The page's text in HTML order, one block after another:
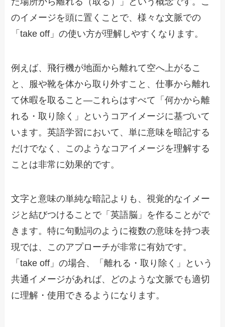
のイメージを頭に置くことで、様々な文脈での
「take off」の使い方が理解しやすくなります。
例えば、飛行機が地面から離れて空へ上がるこ
と、服や靴を体から取り外すこと、仕事から離れ
て休暇を取ること—これらはすべて「何かから離
れる・取り除く」というコアイメージに基づいて
います。英語学習において、単に意味を暗記する
だけでなく、このようなコアイメージを理解する
ことは非常に効果的です。
文字と意味の単純な暗記よりも、視覚的なイメー
ジと結びつけることで「英語脳」を作ることがで
きます。特に句動詞のように複数の意味を持つ表
現では、このアプローチが非常に有効です。
「take off」の場合、「離れる・取り除く」という
共通イメージがあれば、どのような文脈でも適切
に理解・使用できるようになります。